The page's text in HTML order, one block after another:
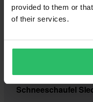
provided to them or
of their services.
Schneeschaufel